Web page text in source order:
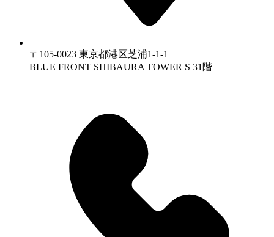
〒105-0023 東京都港区芝浦1-1-1
BLUE FRONT SHIBAURA TOWER S 31階